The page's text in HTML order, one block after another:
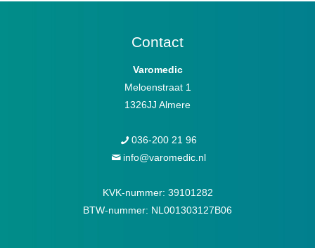
Contact
Varomedic
Meloenstraat 1
1326JJ Almere
036-200 21 96
info@varomedic.nl
KVK-nummer: 39101282
BTW-nummer: NL001303127B06